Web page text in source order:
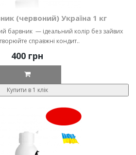
(червоний) Україна 1 кг
барвник — ідеальний колір без зайвих
справжні кондит..
400 грн
Купити в 1 клік